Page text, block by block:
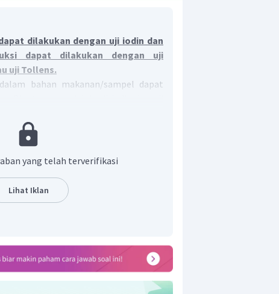
dilakukan dengan uji iodin dan
dapat dilakukan dengan uji
uji Tollens.
bahan makanan/sampel dapat
membuktikan adanya
kompleks adsorpsi
polisakarida. Reaksi iodin dengan
warna biru, dengan
misal glukosa, fruktosa, galaktosa,
yang dapat digunakan adalah
Tollens
. Uji positif dengan
yang telah terverifikasi
Lihat Iklan